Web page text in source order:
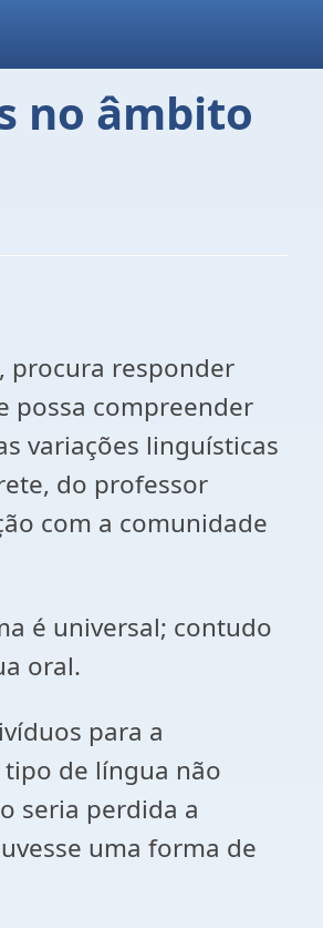
no âmbito
procura responder
possa compreender
variações linguísticas
do professor
com a comunidade
é universal; contudo
oral.
para a
tipo de língua não
seria perdida a
uma forma de